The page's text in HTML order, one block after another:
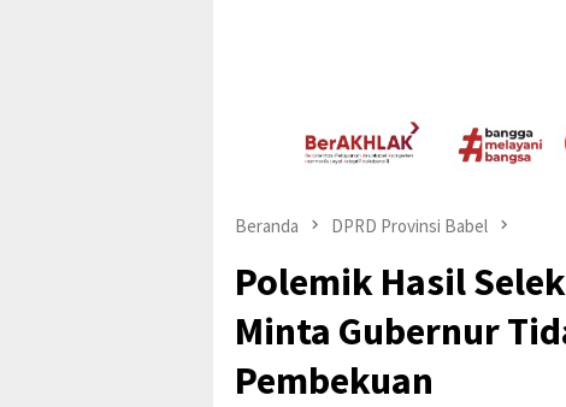
Beranda DPRD Provinsi Babel
Polemik Hasil
Minta Gubernur
Pembekuan